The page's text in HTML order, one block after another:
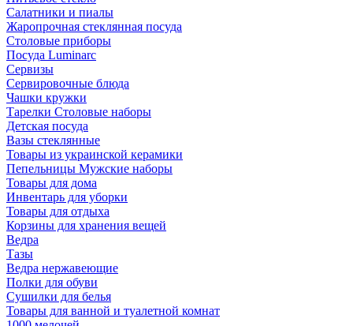
Салатники и пиалы
Жаропрочная стеклянная посуда
Столовые приборы
Посуда Luminarс
Сервизы
Сервировочные блюда
Чашки кружки
Тарелки Столовые наборы
Детская посуда
Вазы стеклянные
Товары из украинской керамики
Пепельницы Мужские наборы
Товары для дома
Инвентарь для уборки
Товары для отдыха
Корзины для хранения вещей
Ведра
Тазы
Ведра нержавеющие
Полки для обуви
Сушилки для белья
Товары для ванной и туалетной комнат